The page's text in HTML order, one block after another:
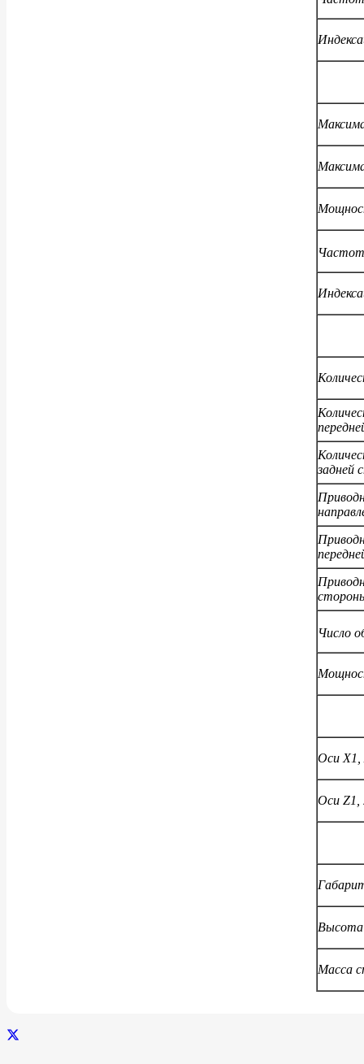
задней
Число
Оси X1,
Оси Z1,
Масса